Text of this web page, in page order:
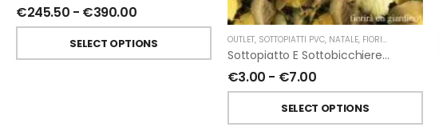
€245.50 - €390.00
SELECT OPTIONS OUTLET, SOTTOPIATTI PVC, NATALE, FIORIRA' UN GIARDINO
Sottopiatto E Sottobicchiere In Pvc Intrecciato Argento Di Fiorirà Un Giardino
€3.00 - €7.00
SELECT OPTIONS